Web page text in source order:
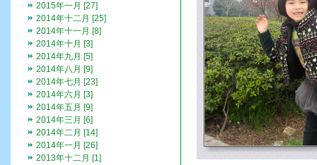
2015年一月 [27]
2014年十二月 [25]
2014年十一月 [8]
2014年十月 [3]
2014年九月 [5]
2014年八月 [9]
2014年七月 [23]
2014年六月 [3]
2014年五月 [9]
2014年三月 [6]
2014年二月 [14]
2014年一月 [26]
2013年十二月 [1]